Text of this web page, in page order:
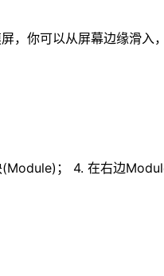
你可以从屏幕边缘滑入
； 4. 在右边